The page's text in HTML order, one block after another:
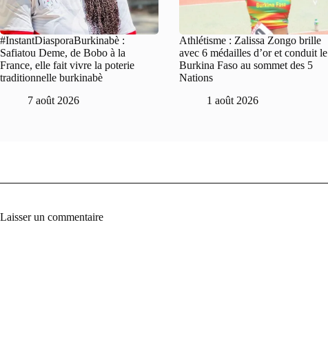
#InstantDiasporaBurkinabè :
Safiatou Deme, de Bobo à la
France, elle fait vivre la poterie
traditionnelle burkinabè
7 août 2026
Athlétisme : Zalissa Zongo brille
avec 6 médailles d’or et conduit le
Burkina Faso au sommet des 5
Nations
1 août 2026
Laisser un commentaire